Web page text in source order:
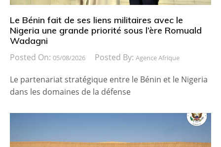
Le Bénin fait de ses liens militaires avec le
Nigeria une grande priorité sous l’ère Romuald
Wadagni
Posted On: 05/08/2026 Posted By: Agence Afrique
Le partenariat stratégique entre le Bénin et le Nigeria
dans les domaines de la défense